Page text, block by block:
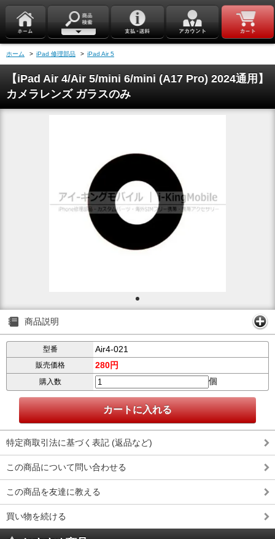
ホーム > iPad 修理部品 > iPad Air 5
【iPad Air 4/Air 5/mini 6/mini (A17 Pro) 2024通用】
カメラレンズ ガラスのみ
商品説明
型番 Air4-021
販売価格 280円
購入数 個
特定商取引法に基づく表記 (返品など)
この商品について問い合わせる
この商品を友達に教える
買い物を続ける